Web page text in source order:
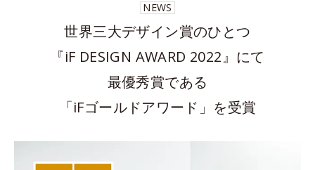
NEWS
世界三大デザイン賞のひとつ
『iF DESIGN AWARD 2022』にて
最優秀賞である
「iFゴールドアワード」を受賞